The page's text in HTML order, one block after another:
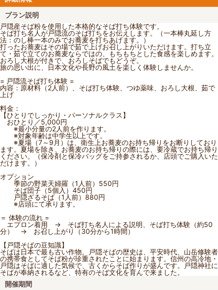
プラン説明
戸隠産そば粉を使用した本格的なそば打ち体験です。
そば打ち名人が戸隠流のそば打ちをお伝えします。（一本棒丸延し方
法：のし棒一本のみでお蕎麦を打ちあげます。）
打ったお蕎麦はその場で茹で上げお召し上がりいただけます。打ち立
て・茹で立てのお蕎麦ならではの、もちもちとした食感を楽しめます。
おろし大根が付きで、おろしそばでもどうぞ。
旅の思い出に、日本文化や長野の風土を楽しく体験しませんか。
= 戸隠流そば打ち体験 =
内容：原材料（2人前）、そば打ち体験、つゆ薬味、おろし大根、茹で
上げ
料金：
【ひとりでしっかり・パーソナルクラス】
おひとり／5,000円
※最小分量の2人前を作ります。
※対象年齢は中学生以上です。
※夏場（7～9月）は、衛生上お蕎麦のお持ち帰りをお断りしており
ます。夏場を除き、お蕎麦のお持ち帰りの際には、要冷蔵でお持ち帰り
ください。（保冷剤と保冷バッグをご持参されるか、店頭でご購入いた
だけます。）
オプション
季節の野菜天婦羅（1人前）550円
そば団子（5個入）450円
戸隠ざるそば（1人前）880円
※店頭にて承ります。
＝ 体験の流れ =
エプロン着用 → そば打ち名人による説明、そば打ち体験（約50
分） → お召し上がり（30分から1時間）
【戸隠そばの豆知識】
そばは日本で最も古い作物。戸隠そばの歴史は、平安時代、山岳修験者
の携帯食としてそば粉が珍重されたことに始まります。信州の高冷地・
戸隠はそばに適した気候で、古くからそば作りが盛んです。戸隠神社に
そばが奉納されるなど、特有のそば文化を育んで来ました。
開催期間